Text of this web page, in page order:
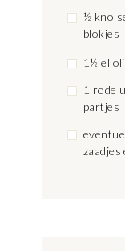
½ knolselderij, geschild en in
blokjes
1½ el
1 rode
partjes
zaadjes